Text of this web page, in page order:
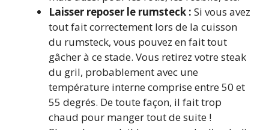
Laisser reposer le rumsteck : Si vous avez
tout fait correctement lors de la cuisson
du rumsteck, vous pouvez en fait tout
gâcher à ce stade. Vous retirez votre steak
du gril, probablement avec une
température interne comprise entre 50 et
55 degrés. De toute façon, il fait trop
chaud pour manger tout de suite !